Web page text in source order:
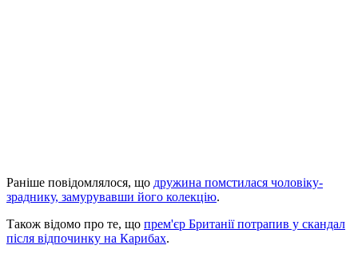
Раніше повідомлялося, що дружина помстилася чоловіку-
зраднику, замурувавши його колекцію.
Також відомо про те, що прем'єр Британії потрапив у скандал
після відпочинку на Карибах.